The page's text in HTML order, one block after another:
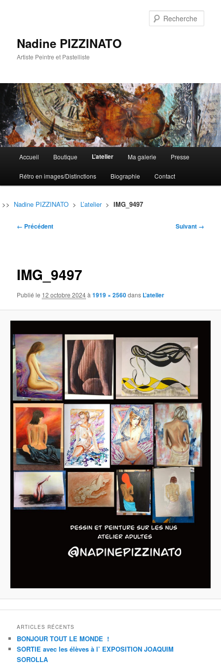
Nadine PIZZINATO
Artiste Peintre et Pastelliste
principal
Aller
au
contenu
principal
Aller
au
contenu
secondaire
Accueil Boutique L’atelier Ma galerie Presse
Rétro en images/Distinctions Biographie Contact
>> Nadine PIZZINATO > L’atelier> IMG_9497
Navigation
← Précédent Suivant →
IMG_9497
Publié le 12 octobre 2024à1919 × 2560dans L’atelier
ARTICLES RÉCENTS
BONJOUR TOUT LE MONDE !
SORTIE avec les élèves à l’ EXPOSITION JOAQUIM
SOROLLA